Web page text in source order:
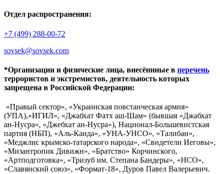
Отдел распространения:
+7 (499) 288-00-72
sovsek@sovsek.com
*Организации и физические лица, внесённные в перечень
террористов и экстремистов, деятельность которых
запрещена в Российской Федерации:
«Правый сектор», «Украинская повстанческая армия»
(УПА),«ИГИЛ», «Джабхат Фатх аш-Шам» (бывшая «Джабхат
ан-Нусра», «Джебхат ан-Нусра»), Национал-Большевистская
партия (НБП), «Аль-Каида», «УНА-УНСО», «Талибан»,
«Меджлис крымско-татарского народа», «Свидетели Иеговы»,
«Мизантропик Дивижн», «Братство» Корчинского,
«Артподготовка», «Тризуб им. Степана Бандеры», «НСО»,
«Славянский союз», «Формат-18», Дуров Павел Валерьевич.